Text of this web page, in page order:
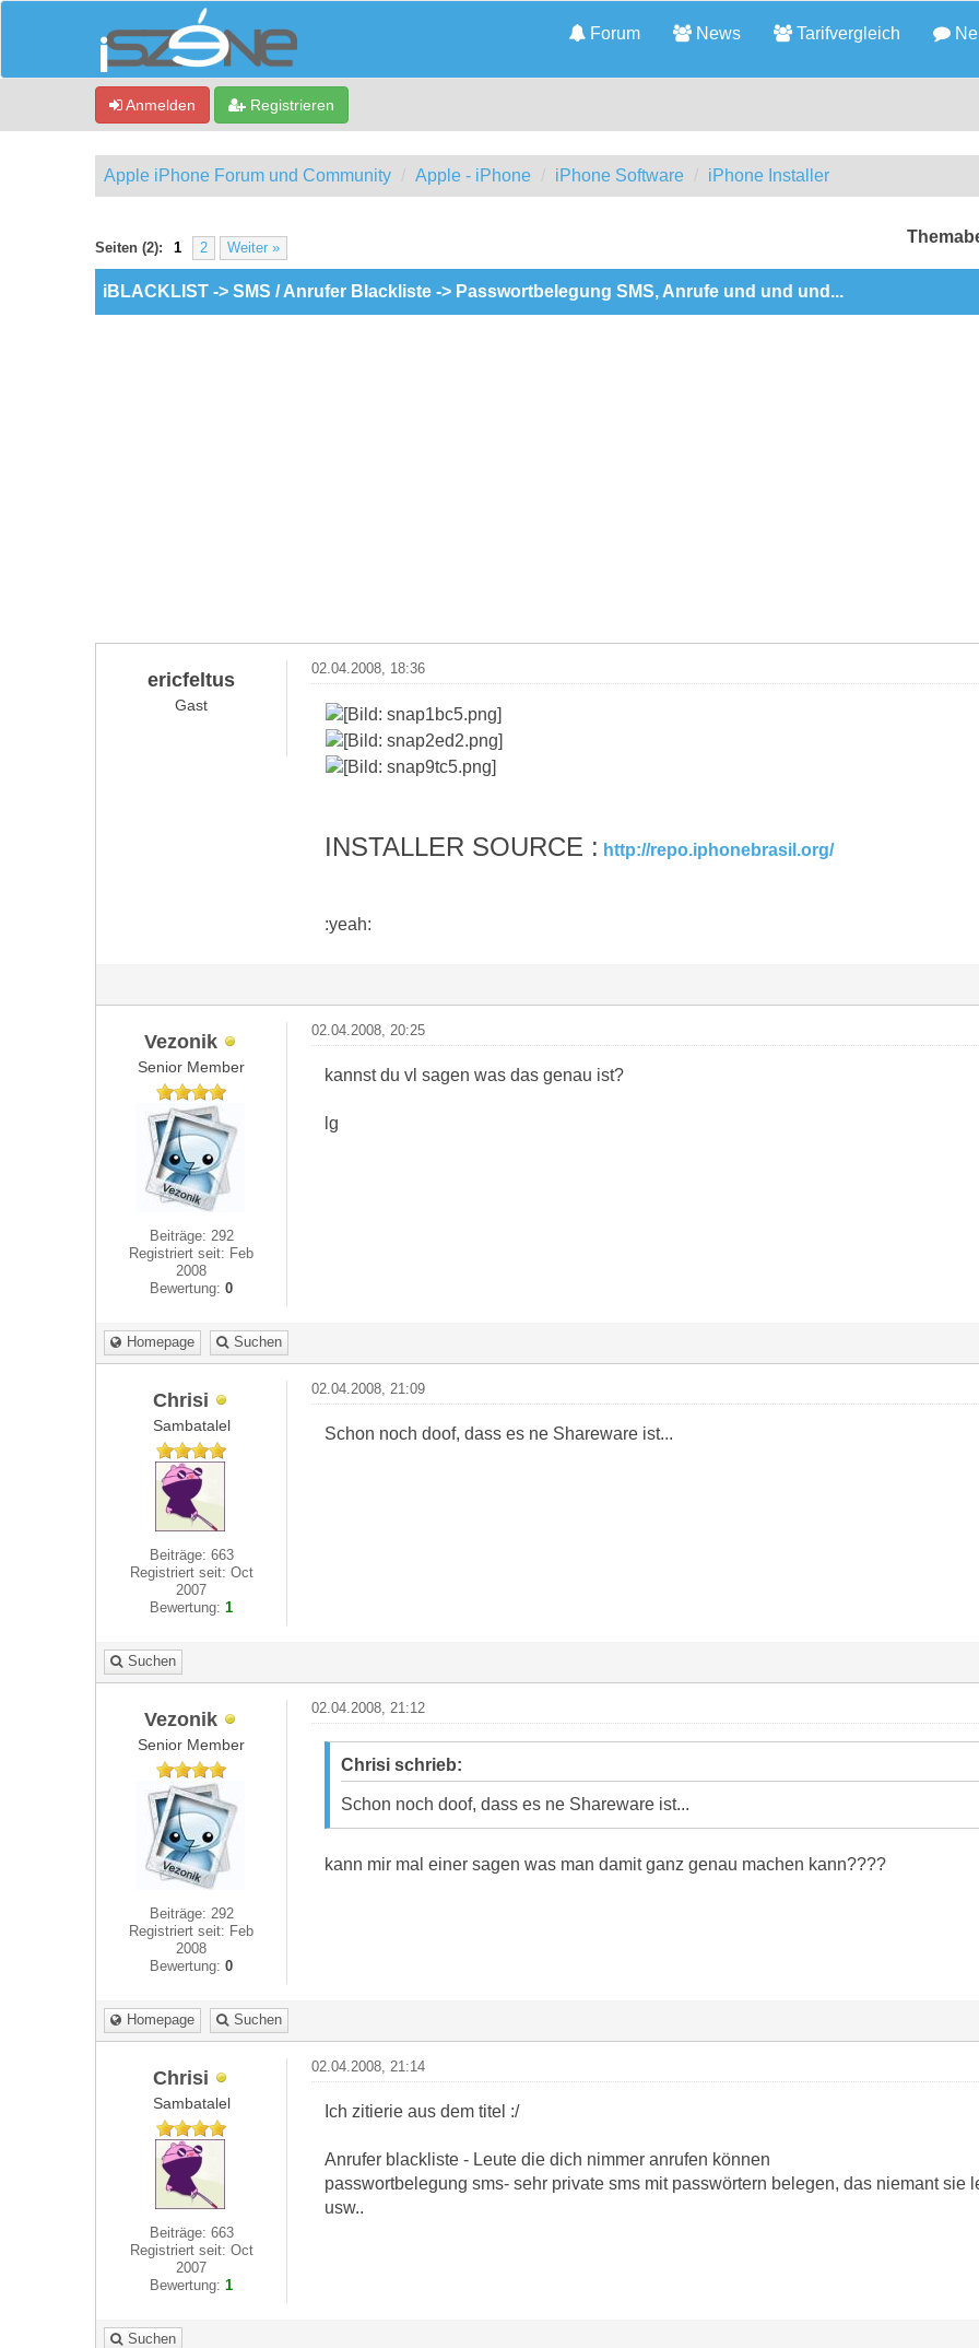
Forum News Tarifvergleich
Anmelden Registrieren
Apple iPhone Forum und Community Apple - iPhone iPhone Software iPhone Installer
Seiten (2): 1 2 Weiter »
- 0 im Durchschnitt
iBLACKLIST -> SMS / Anrufer Blackliste -> Passwortbelegung SMS, Anrufe und und und...
ericfeltus
Gast
02.04.2008, 18:36
INSTALLER SOURCE : http://repo.iphonebrasil.org/
:yeah:
Vezonik
Senior Member
Beiträge: 292
Registriert seit: Feb
2008
Bewertung:0
02.04.2008, 20:25
kannst du vl sagen was das genau ist?
lg
Homepage Suchen
Chrisi
Sambatalel
Beiträge: 663
Registriert seit: Oct
2007
Bewertung:1
02.04.2008, 21:09
Schon noch doof, dass es ne Shareware ist...
Suchen
Vezonik
Senior Member
Beiträge: 292
Registriert seit: Feb
2008
Bewertung:0
02.04.2008, 21:12
Chrisi schrieb:
Schon noch doof, dass es ne Shareware ist...
kann mir mal einer sagen was man damit ganz genau machen kann????
Homepage Suchen
Chrisi
Sambatalel
Beiträge: 663
Registriert seit: Oct
2007
Bewertung:1
02.04.2008, 21:14
Ich zitierie aus dem titel :/
Anrufer blackliste - Leute die dich nimmer anrufen können
passwortbelegung sms- sehr private sms mit passwörtern belegen, das niemant sie
usw..
Suchen